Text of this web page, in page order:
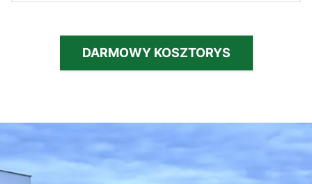
DARMOWY KOSZTORYS